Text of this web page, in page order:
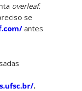
overleaf.
se
antes
.